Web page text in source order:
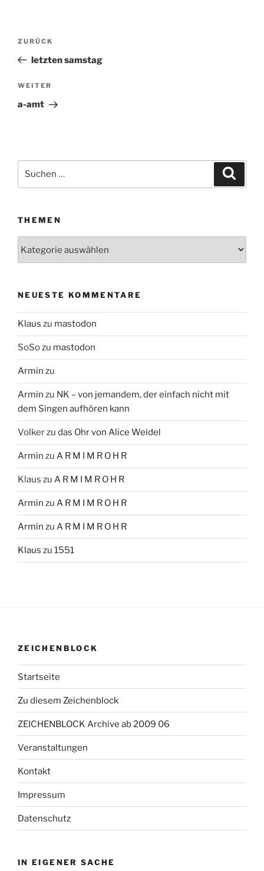
Beitragsnavigation
Vorheriger
Beitrag
ZURÜCK
letzten samstag
Nächster
Beitrag
WEITER
a-amt
Suchen
THEMEN
NEUESTE KOMMENTARE
Klaus zu mastodon
SoSozu mastodon
Armin zu
Armin zu NK – von jemandem, der einfach nicht mit
dem Singen aufhören kann
Volkerzu das Ohr von Alice Weidel
Armin zu A R M I M R O H R
Klaus zu A R M I M R O H R
Armin zu A R M I M R O H R
Armin zu A R M I M R O H R
Klaus zu 1551
ZEICHENBLOCK
Startseite
Zu diesem Zeichenblock
ZEICHENBLOCK Archive ab 2009 06
Veranstaltungen
Kontakt
Impressum
Datenschutz
IN EIGENER SACHE